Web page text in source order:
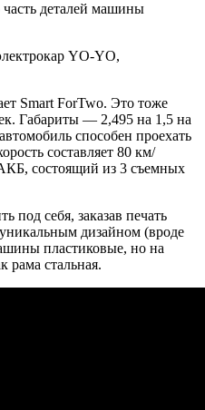
деталей машины
Smart ForTwo. Это тоже
Габариты — 2,495 на 1,5 на
способен проехать
составляет 80 км/
состоящий из 3 съемных
под себя, заказав печать
дизайном (вроде
пластиковые, но на
рама стальная.